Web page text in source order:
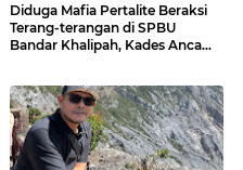
Diduga Mafia Pertalite Beraksi
Terang-terangan di SPBU
Bandar Khalipah, Kades Ancam